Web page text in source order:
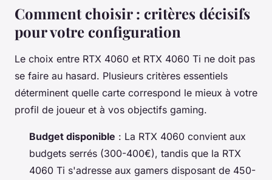
Comment choisir : critères décisifs
pour votre configuration
Le choix entre RTX 4060 et RTX 4060 Ti ne doit pas
se faire au hasard. Plusieurs critères essentiels
déterminent quelle carte correspond le mieux à votre
profil de joueur et à vos objectifs gaming.
Budget disponible : La RTX 4060 convient aux
budgets serrés (300-400€), tandis que la RTX
4060 Ti s'adresse aux gamers disposant de 450-